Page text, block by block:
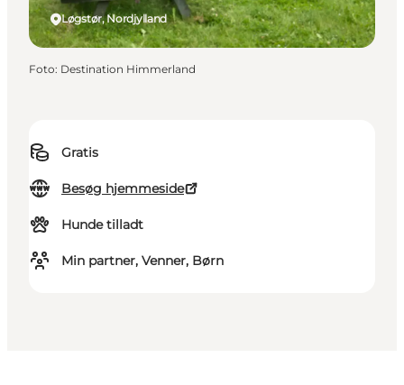
Gratis
Besøg hjemmeside
Hunde tilladt
Min partner, Venner, Børn
Løgstør, Nordjylland
Foto: Destination Himmerland